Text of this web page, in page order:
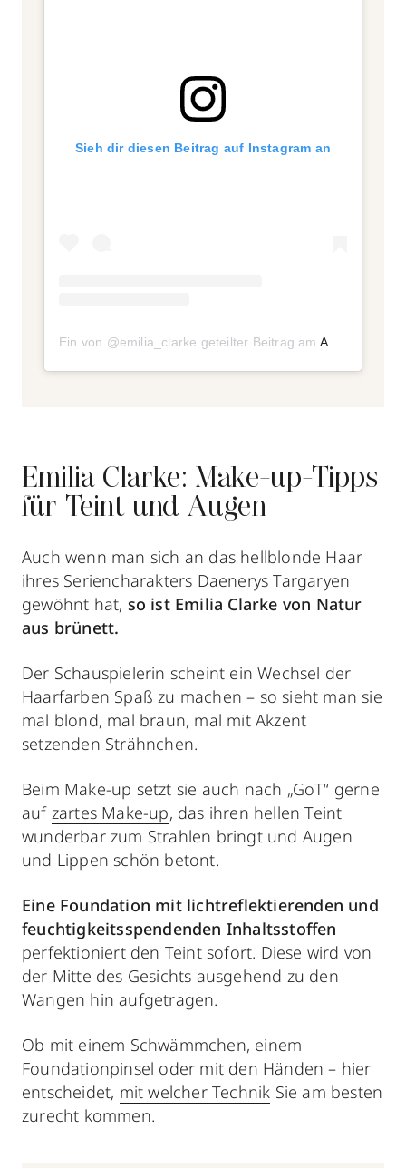
Sieh dir diesen Beitrag auf Instagram an
Ein von @emilia_clarke geteilter Beitrag am Apr 24, 2019 um 2:51 PDT
Emilia Clarke: Make-up-Tipps
für Teint und Augen
Auch wenn man sich an das hellblonde Haar
ihres Seriencharakters Daenerys Targaryen
gewöhnt hat, so ist Emilia Clarke von Natur
aus brünett.
Der Schauspielerin scheint ein Wechsel der
Haarfarben Spaß zu machen – so sieht man sie
mal blond, mal braun, mal mit Akzent
setzenden Strähnchen.
Beim Make-up setzt sie auch nach „GoT“ gerne
auf zartes Make-up, das ihren hellen Teint
wunderbar zum Strahlen bringt und Augen
und Lippen schön betont.
Eine Foundation mit lichtreflektierenden und
feuchtigkeitsspendenden Inhaltsstoffen
perfektioniert den Teint sofort. Diese wird von
der Mitte des Gesichts ausgehend zu den
Wangen hin aufgetragen.
Ob mit einem Schwämmchen, einem
Foundationpinsel oder mit den Händen – hier
entscheidet, mit welcher Technik Sie am besten
zurecht kommen.